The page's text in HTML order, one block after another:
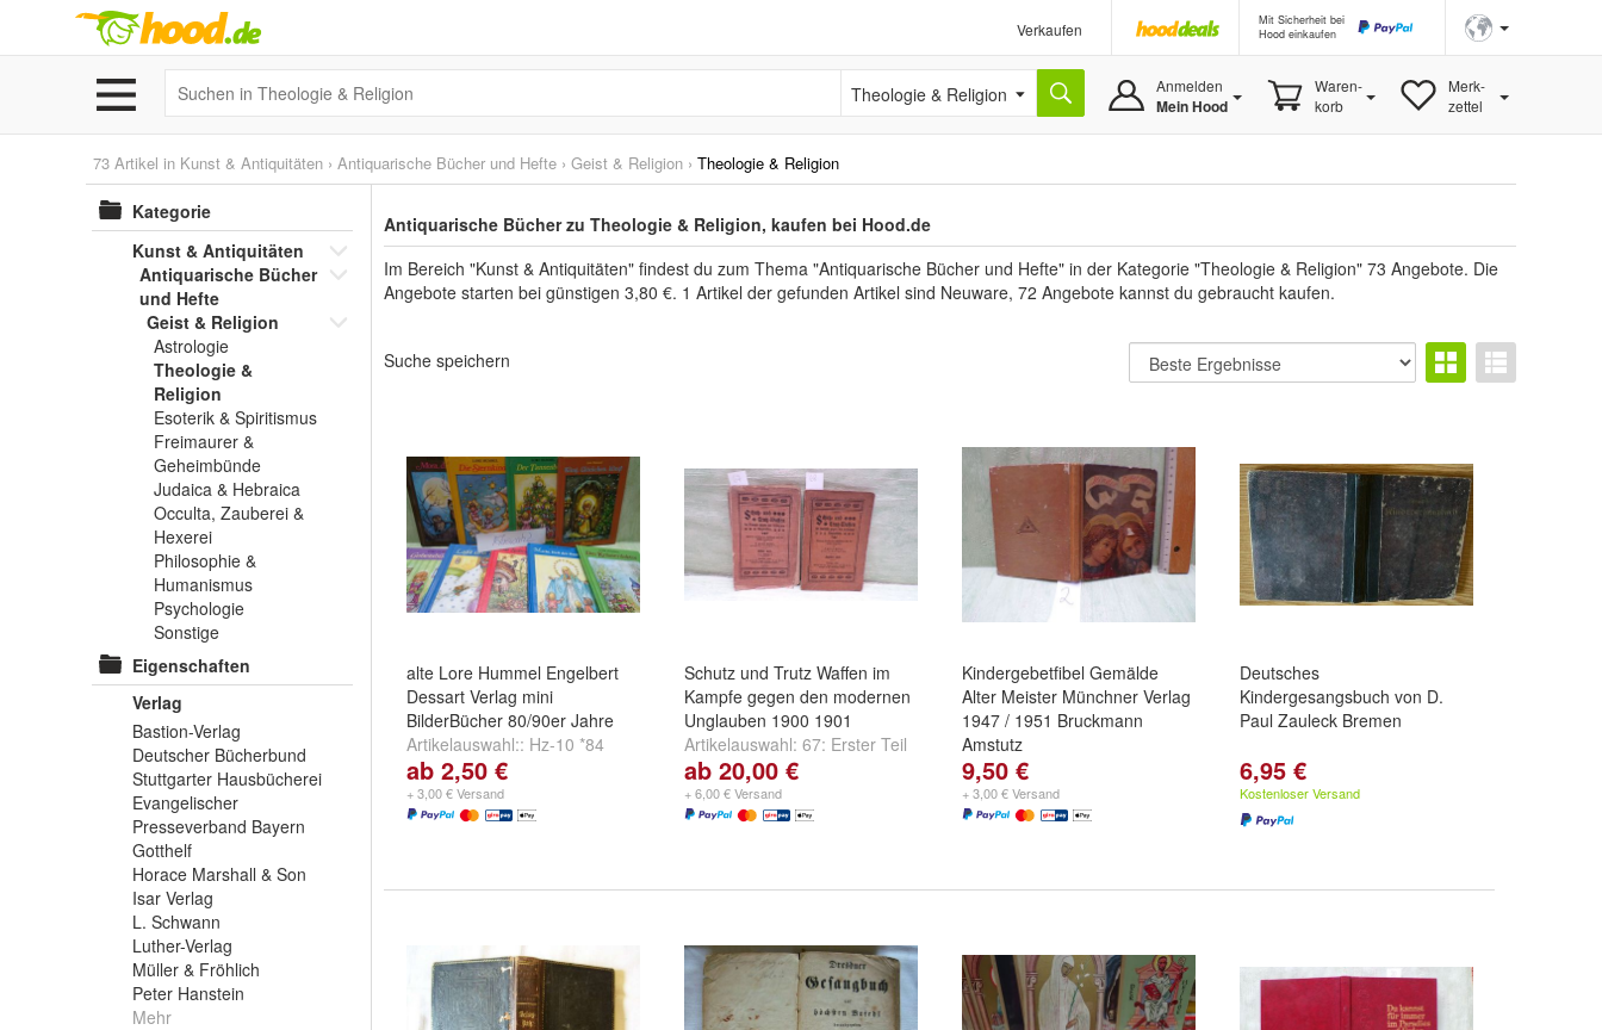
Verkaufen
Mit Sicherheit bei
Hood einkaufen
Theologie & Religion Anmelden
Mein Hood
Waren-
korb
Merk-
zettel
73 Artikel in Kunst & Antiquitäten › Antiquarische Bücher und Hefte › Geist & Religion › Theologie & Religion
Kategorie
Kunst & Antiquitäten
Antiquarische Bücher
und Hefte
Geist & Religion
Astrologie
Theologie &
Religion
Esoterik & Spiritismus
Freimaurer &
Geheimbünde
Judaica & Hebraica
Occulta, Zauberei &
Hexerei
Philosophie &
Humanismus
Psychologie
Sonstige
Eigenschaften
Verlag
Bastion-Verlag
Deutscher Bücherbund
Stuttgarter Hausbücherei
Evangelischer
Presseverband Bayern
Gotthelf
Horace Marshall & Son
Isar Verlag
L. Schwann
Luther-Verlag
Müller & Fröhlich
Peter Hanstein
Mehr
Antiquarische Bücher zu Theologie & Religion, kaufen bei Hood.de
Im Bereich "Kunst & Antiquitäten" findest du zum Thema "Antiquarische Bücher und Hefte" in der Kategorie "Theologie & Religion" 73 Angebote. Die
Angebote starten bei günstigen 3,80 €. 1 Artikel der gefunden Artikel sind Neuware, 72 Angebote kannst du gebraucht kaufen.
Suche speichern
alte Lore Hummel Engelbert
Dessart Verlag mini
BilderBücher 80/90er Jahre
Artikelauswahl:: Hz-10 *84
Kling Glöckchen kling /
Weltbild,Hz-10 *85 Der
Tannenbaumund
ab 2,50 €
+ 3,00 € Versand
Schutz und Trutz Waffen im
Kampfe gegen den modernen
Unglauben 1900 1901
Artikelauswahl: 67: Erster Teil
1900und68: Zweiter Teil
1901
ab 20,00 €
+ 6,00 € Versand
Kindergebetfibel Gemälde
Alter Meister Münchner Verlag
1947 / 1951 Bruckmann
Amstutz
Artikelauswahl:
Bruckmannund
Münchner
9,50 €
+ 3,00 € Versand
Deutsches
Kindergesangsbuch von D.
Paul Zauleck Bremen
6,95 €
Kostenloser Versand